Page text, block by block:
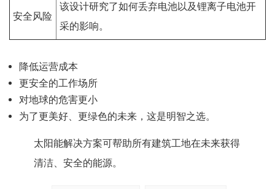
安全风险
该设计研究了如何丢弃电池以及锂离子电池开
采的影响。
降低运营成本
更安全的工作场所
对地球的危害更小
为了更美好、更绿色的未来，这是明智之选。
太阳能解决方案可帮助所有建筑工地在未来获得
清洁、安全的能源。